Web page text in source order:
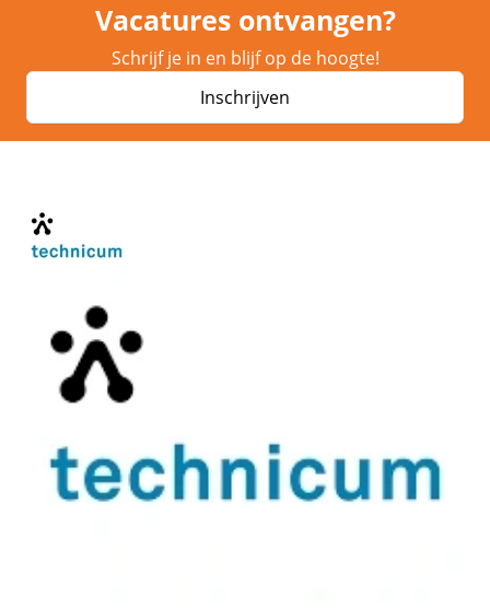
Vacatures ontvangen?
Schrijf je in en blijf op de hoogte!
Inschrijven